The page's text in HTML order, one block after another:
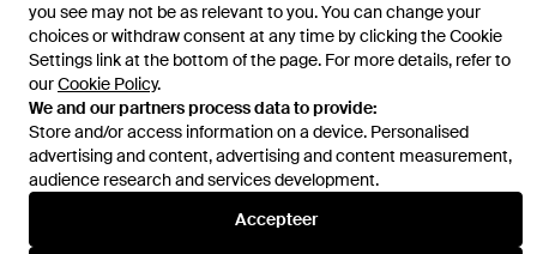
you see may not be as relevant to you. You can change your
choices or withdraw consent at any time by clicking the Cookie
Settings link at the bottom of the page. For more details, refer to
ourCookie Policy.
We and our partners process data to provide:
Store and/or access information on a device. Personalised
advertising and content, advertising and content measurement,
audience research and services development.
Accepteer